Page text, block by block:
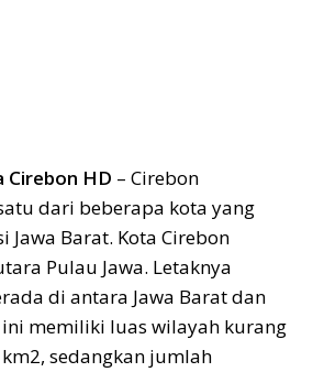
Cirebon HD – Cirebon
dari beberapa kota yang
Jawa Barat. Kota Cirebon
Pulau Jawa. Letaknya
di antara Jawa Barat dan
ini memiliki luas wilayah kurang
sedangkan jumlah